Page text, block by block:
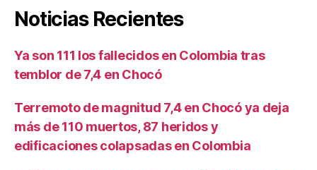
Noticias Recientes
Ya son 111 los fallecidos en Colombia tras
temblor de 7,4 en Chocó
Terremoto de magnitud 7,4 en Chocó ya deja
más de 110 muertos, 87 heridos y
edificaciones colapsadas en Colombia